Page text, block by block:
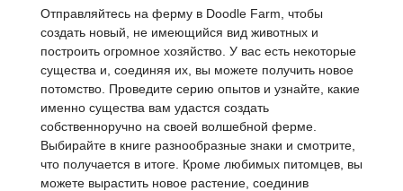
Отправляйтесь на ферму в Doodle Farm, чтобы
создать новый, не имеющийся вид животных и
построить огромное хозяйство. У вас есть некоторые
существа и, соединяя их, вы можете получить новое
потомство. Проведите серию опытов и узнайте, какие
именно существа вам удастся создать
собственноручно на своей волшебной ферме.
Выбирайте в книге разнообразные знаки и смотрите,
что получается в итоге. Кроме любимых питомцев, вы
можете вырастить новое растение, соединив